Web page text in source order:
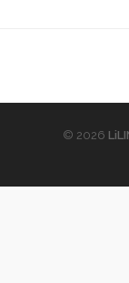
© 2026